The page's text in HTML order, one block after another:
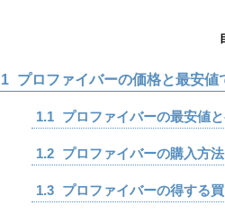
1 プロファイバーの価格と最安値
1.1 プロファイバーの最安値
1.2 プロファイバーの購入方
1.3 プロファイバーの得する